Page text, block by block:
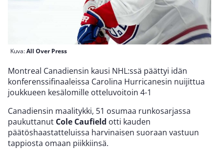
Kuva:All Over Press
Montreal Canadiensin kausi NHL:ssä päättyi idän
konferenssifinaaleissa Carolina Hurricanesin nuijittua
joukkueen kesälomille otteluvoitoin 4-1
Canadiensin maalitykki, 51 osumaa runkosarjassa
paukuttanut Cole Caufield otti kauden
päätöshaastatteluissa harvinaisen suoraan vastuun
tappiosta omaan piikkiinsä.